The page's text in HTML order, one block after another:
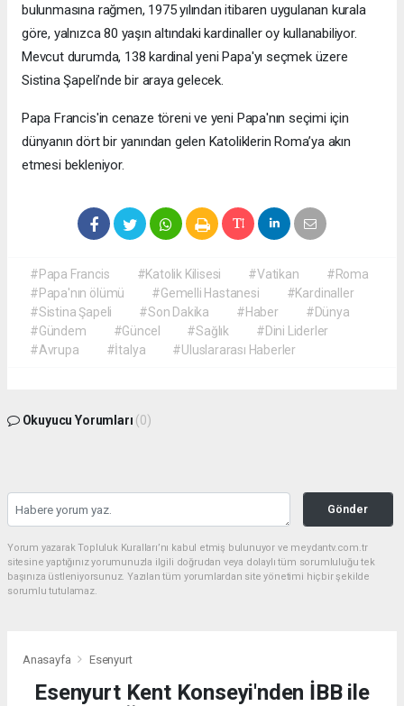
bulunmasına rağmen, 1975 yılından itibaren uygulanan kurala
göre, yalnızca 80 yaşın altındaki kardinaller oy kullanabiliyor.
Mevcut durumda, 138 kardinal yeni Papa'yı seçmek üzere
Sistina Şapeli’nde bir araya gelecek.
Papa Francis'in cenaze töreni ve yeni Papa'nın seçimi için
dünyanın dört bir yanından gelen Katoliklerin Roma’ya akın
etmesi bekleniyor.
#Papa Francis #Katolik Kilisesi #Vatikan
#Roma
#Papa'nın ölümü
#Gemelli Hastanesi
#Kardinaller
#Sistina Şapeli
#Son Dakika #Haber
#Dünya
#Gündem
#Güncel #Sağlık
#Dini Liderler
#Avrupa
#İtalya #Uluslararası Haberler
Okuyucu Yorumları (0)
Gönder
Yorum yazarak Topluluk Kuralları’nı kabul etmiş bulunuyor ve meydantv.com.tr
sitesine yaptığınız yorumunuzla ilgili doğrudan veya dolaylı tüm sorumluluğu tek
başınıza üstleniyorsunuz. Yazılan tüm yorumlardan site yönetimi hiçbir şekilde
sorumlu tutulamaz.
Anasayfa Esenyurt
Esenyurt Kent Konseyi'nden İBB ile